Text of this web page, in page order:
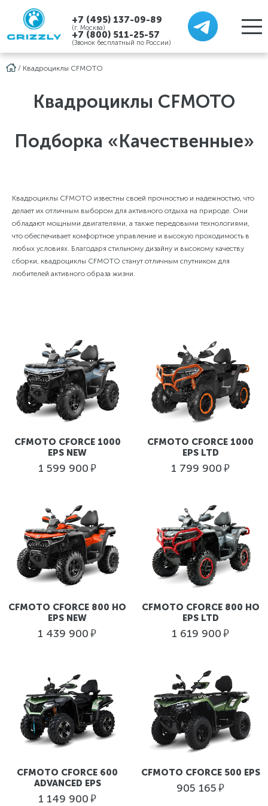
+7 (495) 137-09-89
(г. Москва)
+7 (800) 511-25-57
(Звонок бесплатный по России)
/ Квадроциклы CFMOTO
Квадроциклы CFMOTO
Подборка «Качественные»
Квадроциклы CFMOTO известны своей прочностью и надежностью, что
делает их отличным выбором для активного отдыха на природе. Они
обладают мощными двигателями, а также передовыми технологиями,
что обеспечивает комфортное управление и высокую проходимость в
любых условиях. Благодаря стильному дизайну и высокому качеству
сборки, квадроциклы CFMOTO станут отличным спутником для
любителей активного образа жизни.
CFMOTO CFORCE 1000
EPS NEW
1 599 900руб.
CFMOTO CFORCE 1000
EPS LTD
1 799 900руб.
CFMOTO CFORCE 800 HO
EPS NEW
1 439 900руб.
CFMOTO CFORCE 800 HO
EPS LTD
1 619 900руб.
CFMOTO CFORCE 600
ADVANCED EPS
1 149 900руб.
CFMOTO CFORCE 500 EPS
905 165руб.